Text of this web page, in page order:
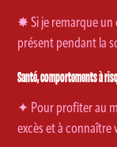
✸ Si je remarque un
présent pendant la
Santé, comportements à
✦ Pour profiter au
excès et à connaître